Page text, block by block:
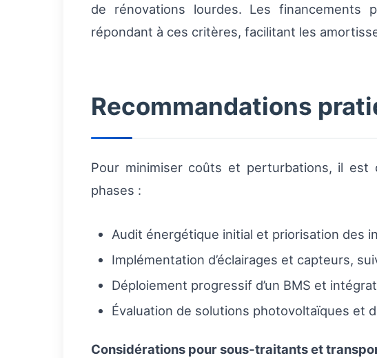
de rénovations lourdes. Les financements
répondant à ces critères, facilitant les
Recommandations
Pour minimiser coûts et perturbations, il est
phases :
Audit énergétique initial et priorisation des
Implémentation d’éclairages et capteurs,
Déploiement progressif d’un BMS et
Évaluation de solutions photovoltaïques et
Considérations pour sous‑traitants et